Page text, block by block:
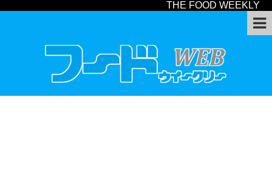
THE FOOD WEEKLY